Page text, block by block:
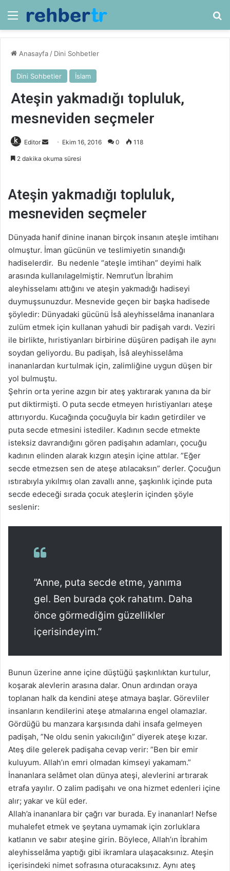
Menü
Anasayfa / Dini Sohbetler
Dini Sohbetler İslam
Ateşin yakmadığı topluluk,
mesneviden seçmeler
Editor
Bir
Ekim 16, 2016 0 118
2 dakika okuma süresi
Ateşin yakmadığı topluluk,
mesneviden seçmeler
Dünyada hanif dinine inanan birçok insanın ateşle imtihanı
olmuştur. İman gücünün ve teslimiyetin sınandığı
hadiselerdir. Bu nedenle “ateşle imtihan” deyimi halk
arasında kullanılagelmiştir. Nemrut’un İbrahim
aleyhisselamı attığını ve ateşin yakmadığı hadiseyi
duymuşsunuzdur. Mesnevide geçen bir başka hadisede
şöyledir: Dünyadaki gücünü İsâ aleyhisselâma inananlara
zulüm etmek için kullanan yahudi bir padişah vardı. Veziri
ile birlikte, hıristiyanları birbirine düşüren padişah ile aynı
soydan geliyordu. Bu padişah, İsâ aleyhisselâma
inananlardan kurtulmak için, zalimliğine uygun düşen bir
yol bulmuştu.
Şehrin orta yerine azgın bir ateş yaktırarak yanına da bir
put diktirmişti. O puta secde etmeyen hıristiyanları ateşe
attırıyordu. Kucağında çocuğuyla bir kadın getirdiler ve
puta secde etmesini istediler. Kadının secde etmekte
isteksiz davrandığını gören padişahın adamları, çocuğu
kadının elinden alarak kızgın ateşin içine attılar. ”Eğer
secde etmezsen sen de ateşe atılacaksın” derler. Çocuğun
ıstırabıyla yıkılmış olan zavallı anne, şaşkınlık içinde puta
secde edeceği sırada çocuk ateşlerin içinden şöyle
seslenir:
”Anne, puta secde etme, yanıma
gel. Ben burada çok rahatım. Daha
önce görmediğim güzellikler
içerisindeyim.”
Bunun üzerine anne içine düştüğü şaşkınlıktan kurtulur,
koşarak alevlerin arasına dalar. Onun ardından oraya
toplanan halk da kendini ateşe atmaya başlar. Görevliler
insanların kendilerini ateşe atmalarına engel olamazlar.
Gördüğü bu manzara karşısında dahi insafa gelmeyen
padişah, ”Ne oldu senin yakıcılığın” diyerek ateşe kızar.
Ateş dile gelerek padişaha cevap verir: ”Ben bir emir
kuluyum. Allah’ın emri olmadan kimseyi yakamam.”
İnananlara selâmet olan dünya ateşi, alevlerini artırarak
etrafa yayılır. O zalim padişahı ve ona hizmet edenleri içine
alır; yakar ve kül eder.
Allah’a inananlara bir çağrı var burada. Ey inananlar! Nefse
muhalefet etmek ve şeytana uymamak için zorluklara
katlanın ve sabır ateşine girin. Böylece, Allah’ın İbrahim
aleyhisselâma yaptığı gibi ikramlara ulaşacaksınız. Ateşin
içerisindeki nimet sofrasına oturacaksınız. Aynı ateş